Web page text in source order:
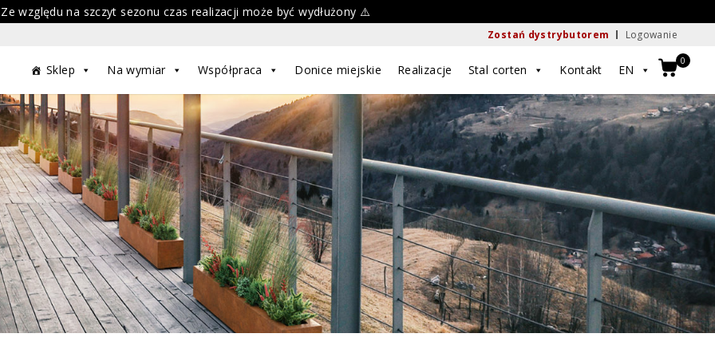
względu na szczyt sezonu czas realizacji może być wydłużony ⚠️
Zostań dystrybutorem Logowanie
Sklep Na wymiar Współpraca Donice miejskie Realizacje Stal corten Kontakt EN
0